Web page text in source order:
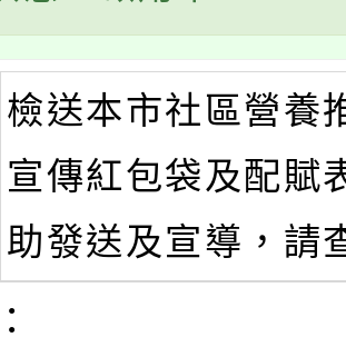
檢送本市社區營養
宣傳紅包袋及配賦
助發送及宣導，請